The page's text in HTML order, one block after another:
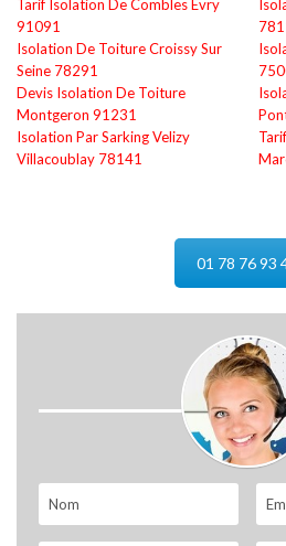
Tarif Isolation De Combles Evry
91091
Isolation De Toiture Croissy Sur
Seine 78291
Devis Isolation De Toiture
Montgeron 91231
Isolation Par Sarking Velizy
Villacoublay 78141
01 78 76 93